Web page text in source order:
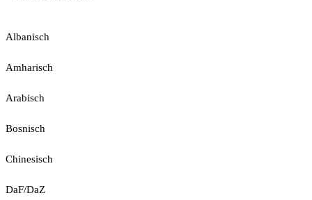
Albanisch
Amharisch
Arabisch
Bosnisch
Chinesisch
DaF/DaZ